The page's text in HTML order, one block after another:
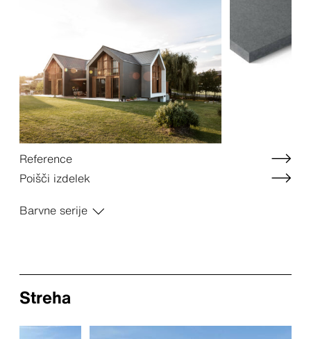
Aktualno
Prenosi
Trajnost
Reference
Poišči izdelek
Barvne serije
Streha